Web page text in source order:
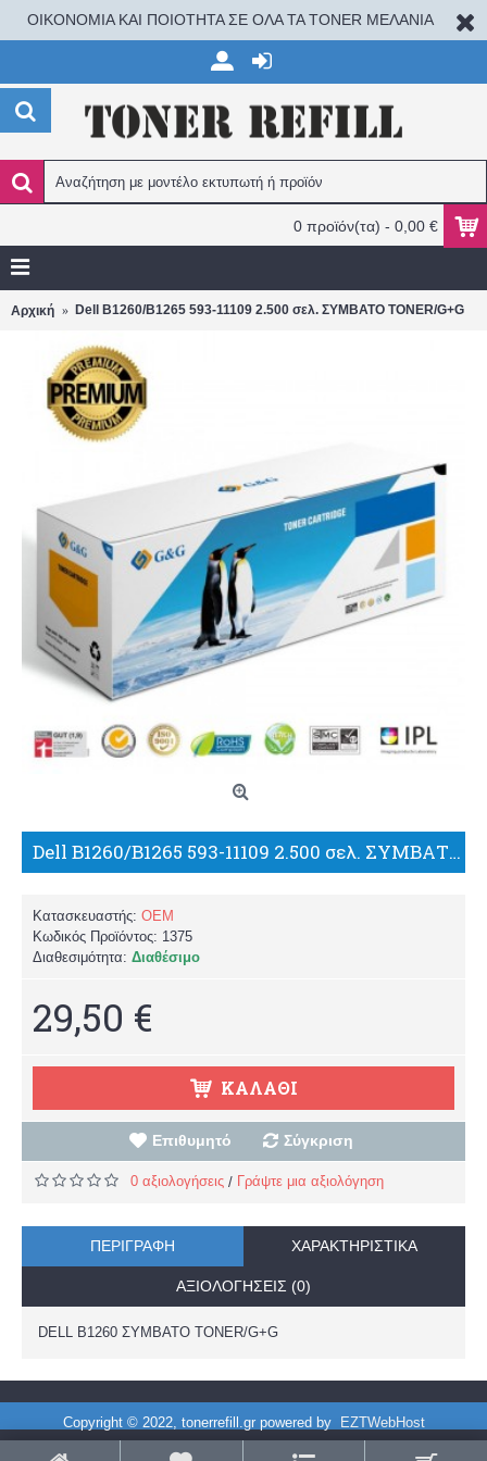
ΟΙΚΟΝΟΜΙΑ ΚΑΙ ΠΟΙΟΤΗΤΑ ΣΕ ΟΛΑ ΤΑ TONER ΜΕΛΑΝΙΑ
0 προϊόν(τα) - 0,00 €
Αρχική Dell B1260/B1265 593-11109 2.500 σελ. ΣΥΜΒΑΤΟ TONER/G+G
Dell B1260/B1265 593-11109 2.500 σελ. ΣΥΜΒΑΤΟ TONER/G+G
Κατασκευαστής: OEM
Κωδικός Προϊόντος: 1375
Διαθεσιμότητα: Διαθέσιμο
29,50 €
ΚΑΛΆΘΙ
Επιθυμητό Σύγκριση
0 αξιολογήσεις / Γράψτε μια αξιολόγηση
ΠΕΡΙΓΡΑΦΉ ΧΑΡΑΚΤΗΡΙΣΤΙΚΆ
ΑΞΙΟΛΟΓΉΣΕΙΣ (0)
DELL B1260 ΣΥΜΒΑΤΟ TONER/G+G
Copyright © 2022, tonerrefill.gr powered by EZTWebHost